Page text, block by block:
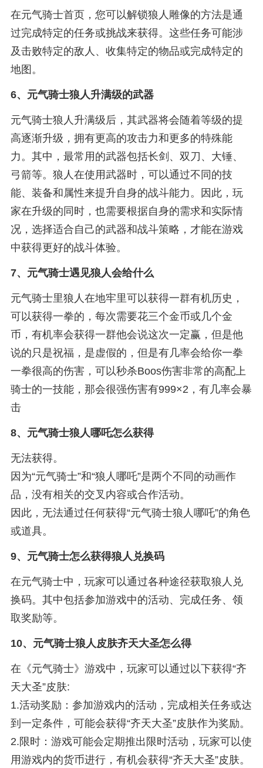
在元气骑士首页，您可以解锁狼人雕像的方法是通
过完成特定的任务或挑战来获得。这些任务可能涉
及击败特定的敌人、收集特定的物品或完成特定的
地图。
6、 元气骑士狼人升满级的武器
元气骑士狼人升满级后，其武器将会随着等级的提
高逐渐升级，拥有更高的攻击力和更多的特殊能
力。其中，最常用的武器包括长剑、双刀、大锤、
弓箭等。狼人在使用武器时，可以通过不同的技
能、装备和属性来提升自身的战斗能力。因此，玩
家在升级的同时，也需要根据自身的需求和实际情
况，选择适合自己的武器和战斗策略，才能在游戏
中获得更好的战斗体验。
7、 元气骑士遇见狼人会给什么
元气骑士里狼人在地牢里可以获得一群有机历史，
可以获得一拳的，每次需要花三个金币或几个金
币，有机率会获得一群他会说这次一定赢，但是他
说的只是祝福，是虚假的，但是有几率会给你一拳
一拳很高的伤害，可以秒杀Boos伤害非常的高配上
骑士的一技能，那会很强伤害有999×2，有几率会暴
击
8、 元气骑士狼人哪吒怎么获得
无法获得。
因为“元气骑士”和“狼人哪吒”是两个不同的动画作
品，没有相关的交叉内容或合作活动。
因此，无法通过任何获得“元气骑士狼人哪吒”的角色
或道具。
9、 元气骑士怎么获得狼人兑换码
在元气骑士中，玩家可以通过各种途径获取狼人兑
换码。其中包括参加游戏中的活动、完成任务、领
取奖励等。
10、 元气骑士狼人皮肤齐天大圣怎么得
在《元气骑士》游戏中，玩家可以通过以下获得“齐
天大圣”皮肤:
1.活动奖励：参加游戏内的活动，完成相关任务或达
到一定条件，可能会获得“齐天大圣”皮肤作为奖励。
2.限时：游戏可能会定期推出限时活动，玩家可以使
用游戏内的货币进行，有机会获得“齐天大圣”皮肤。